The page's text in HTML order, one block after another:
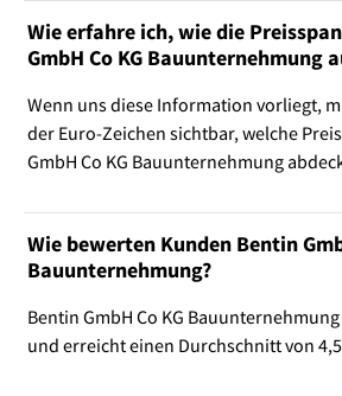
Wie erfahre ich, wie die
GmbH Co KG Bauunternehmung
Wenn uns diese Information vorliegt,
der Euro-Zeichen sichtbar, welche
GmbH Co KG Bauunternehmung
Wie bewerten Kunden Bentin
Bauunternehmung?
Bentin GmbH Co KG
und erreicht einen Durchschnitt von